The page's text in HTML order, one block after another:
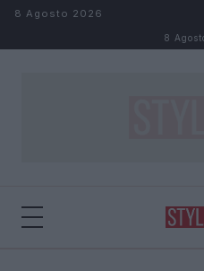
Salta al contenuto
8 Agosto 2026
8